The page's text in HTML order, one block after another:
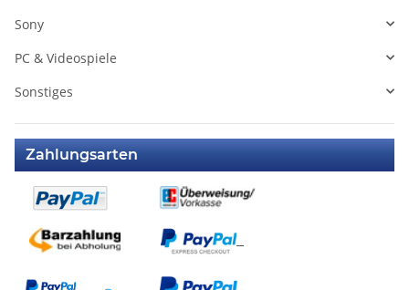
Sony
PC & Videospiele
Sonstiges
Zahlungsarten